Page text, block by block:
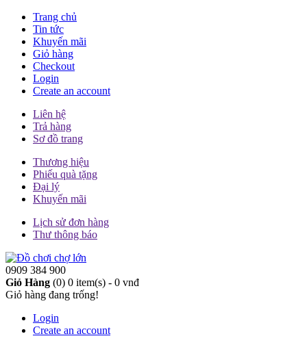
Trang chủ
Tin tức
Khuyến mãi
Giỏ hàng
Checkout
Login
Create an account
Liên hệ
Trả hàng
Sơ đồ trang
Thương hiệu
Phiếu quà tặng
Đại lý
Khuyến mãi
Lịch sử đơn hàng
Thư thông báo
0909 384 900
Giỏ Hàng (0) 0 item(s) - 0 vnđ
Giỏ hàng đang trống!
Login
Create an account